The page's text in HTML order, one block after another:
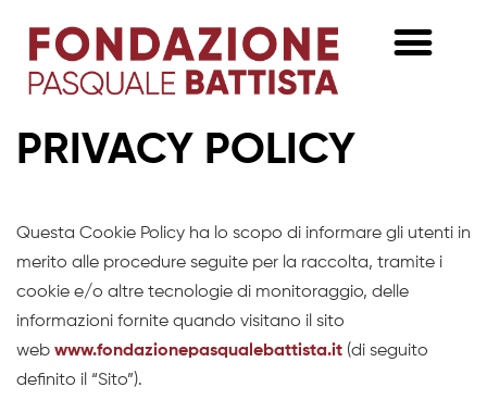
PRIVACY POLICY
Questa Cookie Policy ha lo scopo di informare gli utenti in
merito alle procedure seguite per la raccolta, tramite i
cookie e/o altre tecnologie di monitoraggio, delle
informazioni fornite quando visitano il sito
web www.fondazionepasqualebattista.it (di seguito
definito il “Sito”).